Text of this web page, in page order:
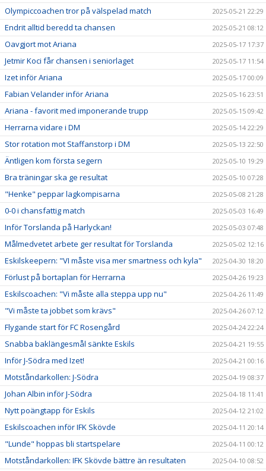
Olympiccoachen tror på välspelad match 2025-05-21 22:29
Endrit alltid beredd ta chansen 2025-05-21 08:12
Oavgjort mot Ariana 2025-05-17 17:37
Jetmir Koci får chansen i seniorlaget 2025-05-17 11:54
Izet inför Ariana 2025-05-17 00:09
Fabian Velander inför Ariana 2025-05-16 23:51
Ariana - favorit med imponerande trupp 2025-05-15 09:42
Herrarna vidare i DM 2025-05-14 22:29
Stor rotation mot Staffanstorp i DM 2025-05-13 22:50
Äntligen kom första segern 2025-05-10 19:29
Bra träningar ska ge resultat 2025-05-10 07:28
"Henke" peppar lagkompisarna 2025-05-08 21:28
0-0 i chansfattig match 2025-05-03 16:49
Inför Torslanda på Harlyckan! 2025-05-03 07:48
Målmedvetet arbete ger resultat för Torslanda 2025-05-02 12:16
Eskilskeepern: "VI måste visa mer smartness och kyla" 2025-04-30 18:20
Förlust på bortaplan för Herrarna 2025-04-26 19:23
Eskilscoachen: "Vi måste alla steppa upp nu" 2025-04-26 11:49
"Vi måste ta jobbet som krävs" 2025-04-26 07:12
Flygande start för FC Rosengård 2025-04-24 22:24
Snabba baklängesmål sänkte Eskils 2025-04-21 19:55
Inför J-Södra med Izet! 2025-04-21 00:16
Motståndarkollen: J-Södra 2025-04-19 08:37
Johan Albin inför J-Södra 2025-04-18 11:41
Nytt poängtapp för Eskils 2025-04-12 21:02
Eskilscoachen inför IFK Skövde 2025-04-11 20:14
"Lunde" hoppas bli startspelare 2025-04-11 00:12
Motståndarkollen: IFK Skövde bättre än resultaten 2025-04-10 08:52